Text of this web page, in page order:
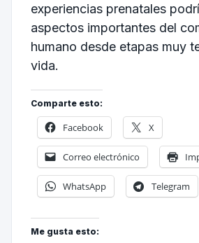
experiencias prenatales
aspectos importantes del
humano desde etapas muy
vida.
Comparte esto:
Facebook X
Correo electrónico
WhatsApp Telegram
Me gusta esto: